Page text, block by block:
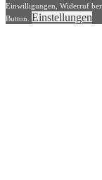
Einwilligungen, Widerruf
Button. Einstellungen